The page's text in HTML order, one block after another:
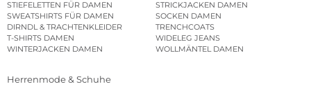
STIEFELETTEN FÜR DAMEN
STRICKJACKEN DAMEN
SWEATSHIRTS FÜR DAMEN
SOCKEN DAMEN
DIRNDL & TRACHTENKLEIDER
TRENCHCOATS
T-SHIRTS DAMEN
WIDELEG JEANS
WINTERJACKEN DAMEN
WOLLMÄNTEL DAMEN
Herrenmode & Schuhe